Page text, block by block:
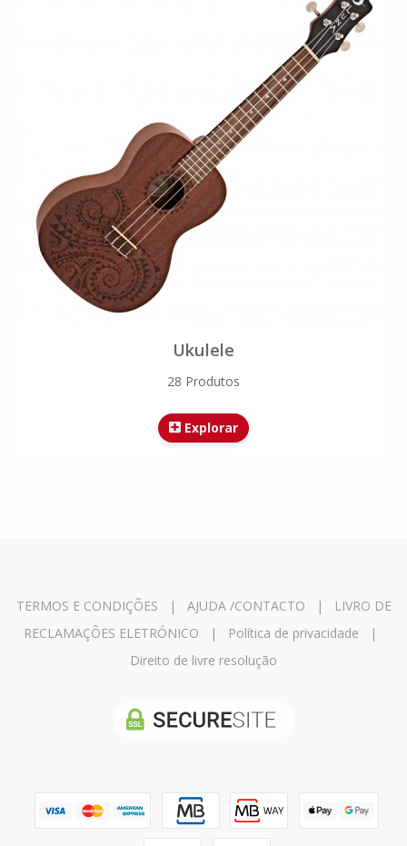
Ukulele
28 Produtos
Explorar
TERMOS E CONDIÇÕES | AJUDA /CONTACTO |
LIVRO DE
RECLAMAÇÕES ELETRÓNICO | Política de privacidade |
Direito de livre resolução